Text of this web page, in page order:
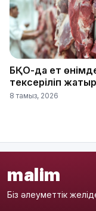
БҚО-да ет
тексеріліп жатыр
8 тамыз, 2026
malim
Біз әлеуметтік